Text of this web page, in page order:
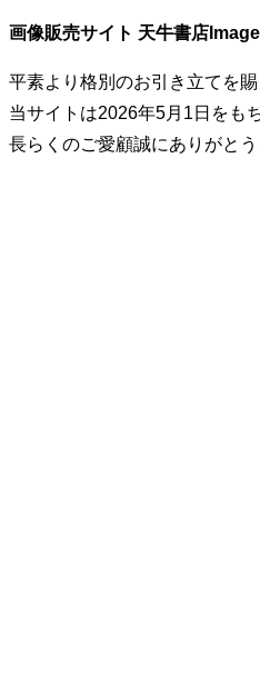
画像販売サイト 天牛書店
平素より格別のお引き立てを
当サイトは2026年5月1日をも
長らくのご愛顧誠にありがとう